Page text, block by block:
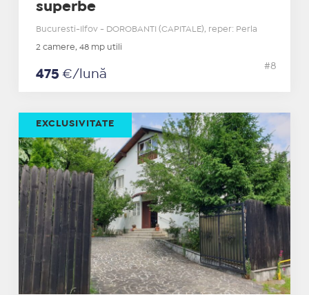
superbe
Bucuresti-Ilfov - DOROBANTI (CAPITALE), reper: Perla
2 camere, 48 mp utili
475 €/lună
#8
EXCLUSIVITATE